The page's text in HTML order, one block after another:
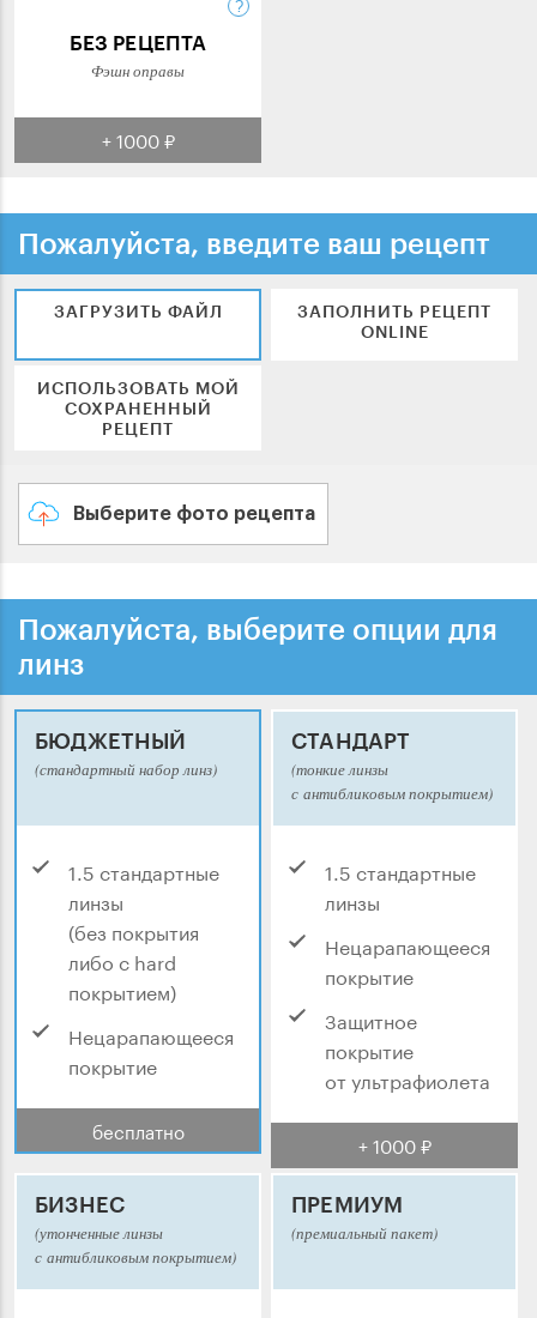
БЕЗ РЕЦЕПТА
Фэшн оправы
+ 1000 ₽
Пожалуйста, введите ваш рецепт
ЗАГРУЗИТЬ ФАЙЛ
ЗАПОЛНИТЬ РЕЦЕПТ
ONLINE
ИСПОЛЬЗОВАТЬ МОЙ
СОХРАНЕННЫЙ
РЕЦЕПТ
Выберите фото рецепта
Пожалуйста, выберите опции для
линз
БЮДЖЕТНЫЙ
(стандартный набор линз)
1.5 стандартные
линзы
(без покрытия
либо с hard
покрытием)
Нецарапающееся
покрытие
бесплатно
СТАНДАРТ
(тонкие линзы
с антибликовым покрытием)
1.5 стандартные
линзы
Нецарапающееся
покрытие
Защитное
покрытие
от ультрафиолета
+ 1000 ₽
БИЗНЕС
(утонченные линзы
с антибликовым покрытием)
ПРЕМИУМ
(премиальный пакет)